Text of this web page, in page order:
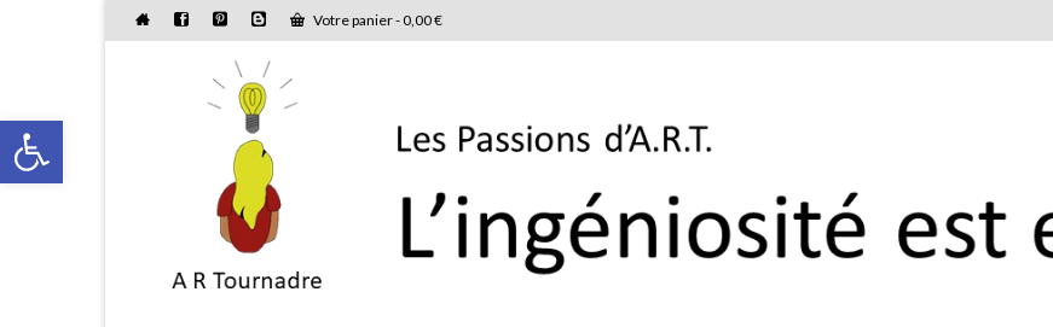
Ouvrir la barre d’outils
Votre panier-0,00€